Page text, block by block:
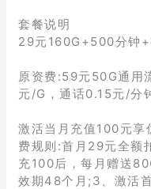
套餐说明
29元160G+500分钟+
原资费:59元50G通用
元/G，通话0.15元/分
激活当月充值100元享
费规则:首月29元全额
充100后，每月赠送
效期48个月;3、激活